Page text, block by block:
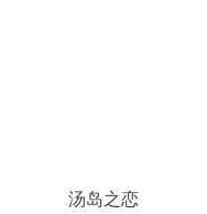
汤岛之恋